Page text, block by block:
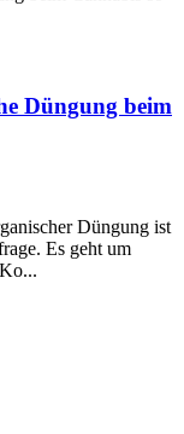
Düngung beim
Düngung ist
Es geht um